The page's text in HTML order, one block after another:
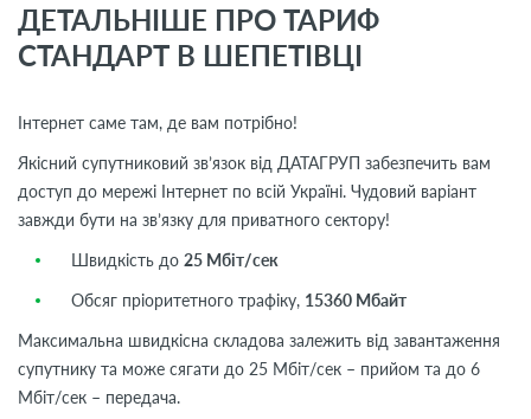
ДЕТАЛЬНІШЕ ПРО ТАРИФ
СТАНДАРТ В ШЕПЕТІВЦІ
Інтернет саме там, де вам потрібно!
Якісний супутниковий зв’язок від ДАТАГРУП забезпечить вам
доступ до мережі Інтернет по всій Україні. Чудовий варіант
завжди бути на зв’язку для приватного сектору!
Швидкість до 25 Мбіт/сек
Обсяг пріоритетного трафіку, 15360 Мбайт
Максимальна швидкісна складова залежить від завантаження
супутнику та може сягати до 25 Мбіт/сек – прийом та до 6
Мбіт/сек – передача.